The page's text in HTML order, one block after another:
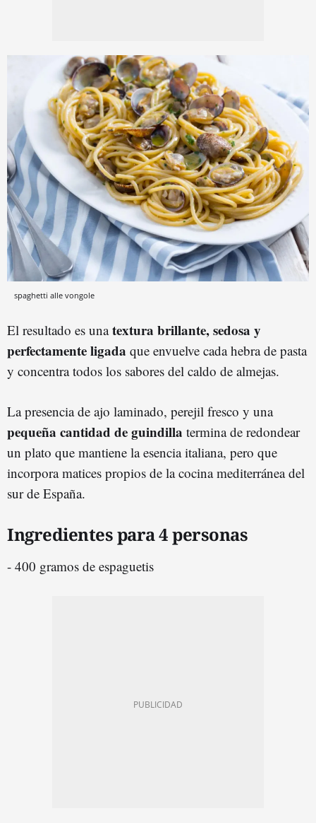
spaghetti alle vongole
El resultado es unatextura brillante, sedosa y
perfectamente ligada que envuelve cada hebra de pasta
y concentra todos los sabores del caldo de almejas.
La presencia de ajo laminado, perejil fresco y una
pequeña cantidad de guindilla termina de redondear
un plato que mantiene la esencia italiana, pero que
incorpora matices propios de la cocina mediterránea del
sur de España.
Ingredientes para 4 personas
- 400 gramos de espaguetis